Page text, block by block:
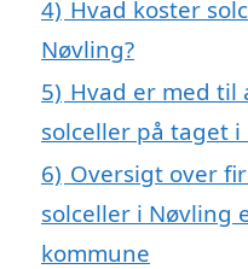
4) Hvad koster
Nøvling?
5) Hvad er med til
solceller på taget i
6) Oversigt over
solceller i Nøvling
kommune